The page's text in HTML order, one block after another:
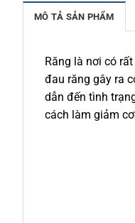
MÔ TẢ SẢN PHẨM
Răng là nơi có
đau răng gây ra
dẫn đến tình
cách làm giảm